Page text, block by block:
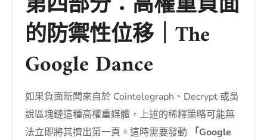
的防禦性位移｜The
Google Dance
如果負面新聞來自於 Cointelegraph、Decrypt 或吳
說區塊鏈這種高權重媒體，上述的稀釋策略可能無
法立即將其擠出第一頁。這時需要發動
「Google